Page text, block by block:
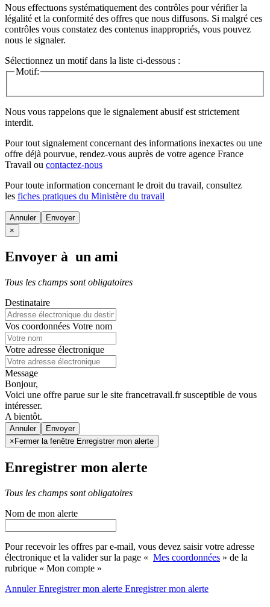
Nous effectuons systématiquement des contrôles pour vérifier la
légalité et la conformité des offres que nous diffusons. Si malgré ces
contrôles vous constatez des contenus inappropriés, vous pouvez
nous le signaler.
Sélectionnez un motif dans la liste ci-dessous :
Motif:
Nous vous rappelons que le signalement abusif est strictement
interdit.
Pour tout signalement concernant des informations inexactes ou une
offre déjà pourvue, rendez-vous auprès de votre agence France
Travail ou contactez-nous
Pour toute information concernant le droit du travail, consultez
les fiches pratiques du Ministère du travail
Annuler
×
Envoyer à un ami
Tous les champs sont obligatoires
Destinataire
Vos coordonnées Votre nom
Votre adresse électronique
Message
Bonjour,
Voici une offre parue sur le site francetravail.fr susceptible de vous
intéresser.
A bientôt.
Annuler
× Fermer la fenêtre Enregistrer mon alerte
Enregistrer mon alerte
Tous les champs sont obligatoires
Nom de mon alerte
Pour recevoir les offres par e-mail, vous devez saisir votre adresse
électronique et la valider sur la page « Mes coordonnées » de la
rubrique « Mon compte »
AnnulerEnregistrer mon alerte Enregistrermon alerte